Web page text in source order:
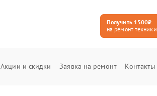
Получить 1500₽
на ремонт техники
Акции и скидки Заявка на ремонт Контакты